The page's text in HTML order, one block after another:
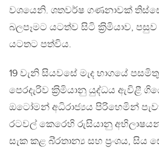
වශයෙනි. ශතවර්ෂ ගණනාවක්
බලපෑමට යටත්ව සිටි ක‍්‍රිමියාව,
යටතට පත්විය.
19 වැනි සියවසේ මැද භාගයේ
පෙරදැරිව ක‍්‍රිමියානු යුද්ධය ඇවිළී
ඔටෝමන් අධිරාජ්‍යය පිරිහෙමින්
රටවල් කෙරෙහි රුසියානු
සැක කළ බි‍්‍රතාන්‍ය සහ ප‍්‍රංශය, සිය